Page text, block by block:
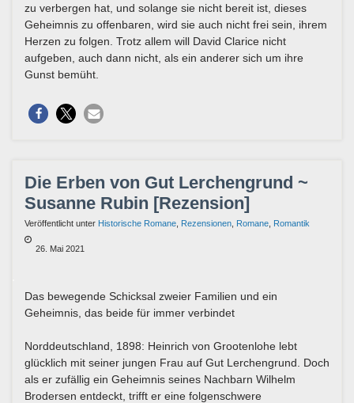
zu verbergen hat, und solange sie nicht bereit ist, dieses
Geheimnis zu offenbaren, wird sie auch nicht frei sein, ihrem
Herzen zu folgen. Trotz allem will David Clarice nicht
aufgeben, auch dann nicht, als ein anderer sich um ihre
Gunst bemüht.
Die Erben von Gut Lerchengrund ~
Susanne Rubin [Rezension]
Veröffentlicht unter Historische Romane Rezensionen Romane Romantik
26. Mai 2021
Das bewegende Schicksal zweier Familien und ein
Geheimnis, das beide für immer verbindet
Norddeutschland, 1898: Heinrich von Grootenlohe lebt
glücklich mit seiner jungen Frau auf Gut Lerchengrund. Doch
als er zufällig ein Geheimnis seines Nachbarn Wilhelm
Brodersen entdeckt, trifft er eine folgenschwere